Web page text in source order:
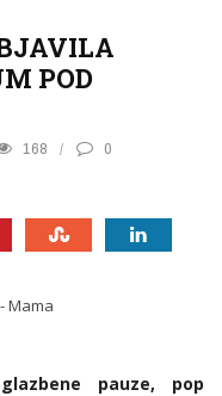
POD
168 0
pauze, pop